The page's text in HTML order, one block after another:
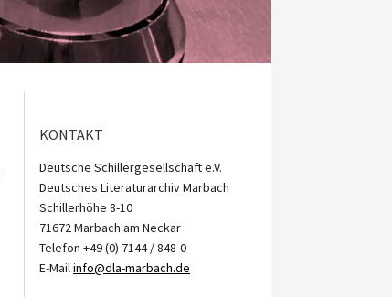
KONTAKT
Deutsche Schillergesellschaft e.V.
Deutsches Literaturarchiv Marbach
Schillerhöhe 8-10
71672 Marbach am Neckar
Telefon +49 (0) 7144 / 848-0
E-Mailinfo@dla-marbach.de